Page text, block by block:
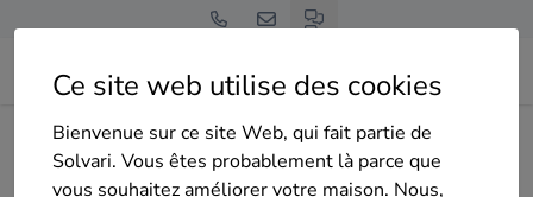
Ce site web utilise des cookies
Bienvenue sur ce site Web, qui fait partie de
Solvari. Vous êtes probablement là parce que
vous souhaitez améliorer votre maison. Nous,
Home Chauffage Bruxelles Auderghem knoll-oliver